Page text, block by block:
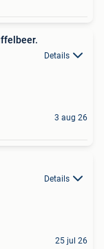
Details
3 aug 26
Details
25 jul 26